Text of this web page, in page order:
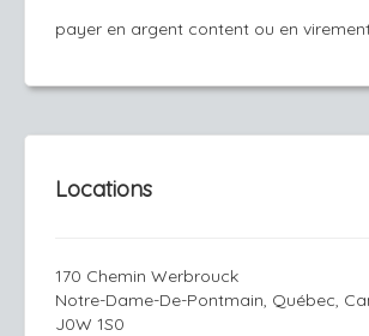
payer en argent content ou en
Locations
170 Chemin Werbrouck
Notre-Dame-De-Pontmain, Québec,
J0W 1S0